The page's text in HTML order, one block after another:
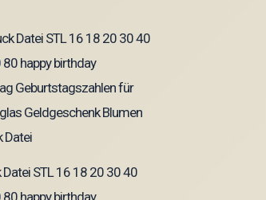
Datei STL 16 18 20 30 40